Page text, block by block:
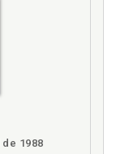
p.
nos
66
e a
por uma
1988